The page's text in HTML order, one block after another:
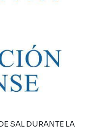
SAL DURANTE LA